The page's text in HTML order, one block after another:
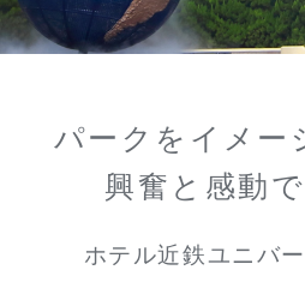
パークをイメー
興奮と感動
ホテル近鉄ユニバ